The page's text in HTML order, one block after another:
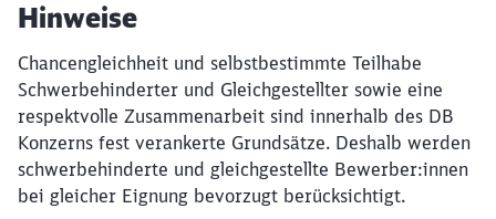
Hinweise
Chancengleichheit und selbstbestimmte Teilhabe
Schwerbehinderter und Gleichgestellter sowie eine
respektvolle Zusammenarbeit sind innerhalb des DB
Konzerns fest verankerte Grundsätze. Deshalb werden
schwerbehinderte und gleichgestellte Bewerber:innen
bei gleicher Eignung bevorzugt berücksichtigt.